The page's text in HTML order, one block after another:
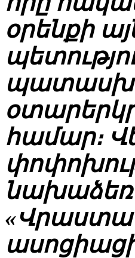
օրենքի
համար։